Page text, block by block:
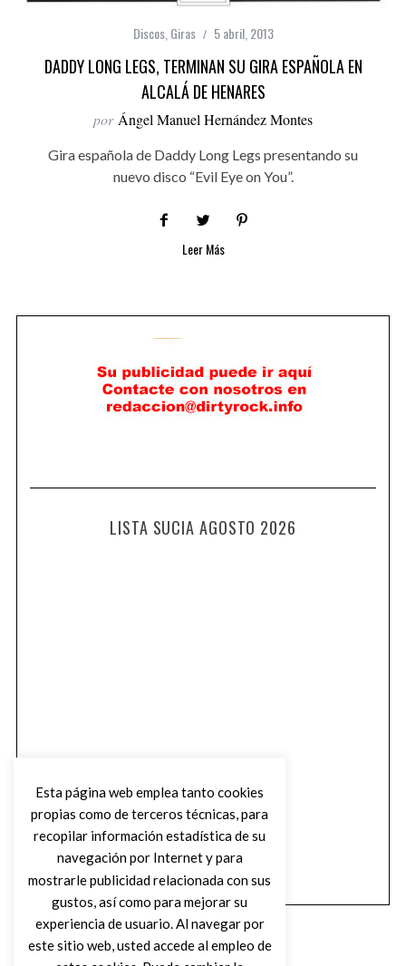
Discos, Giras 5 abril, 2013
DADDY LONG LEGS, TERMINAN SU GIRA ESPAÑOLA EN
ALCALÁ DE HENARES
por Ángel Manuel Hernández Montes
Gira española de Daddy Long Legs presentando su
nuevo disco “Evil Eye on You”.
Leer Más
LISTA SUCIA AGOSTO 2026
Esta página web emplea tanto cookies
propias como de terceros técnicas, para
recopilar información estadística de su
navegación por Internet y para
mostrarle publicidad relacionada con sus
gustos, así como para mejorar su
experiencia de usuario. Al navegar por
este sitio web, usted accede al empleo de